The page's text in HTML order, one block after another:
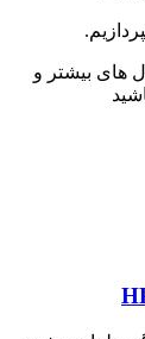
های بیشتر و